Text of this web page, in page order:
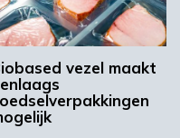
zal de
certificering
van
Dyneema®
vezel maakt